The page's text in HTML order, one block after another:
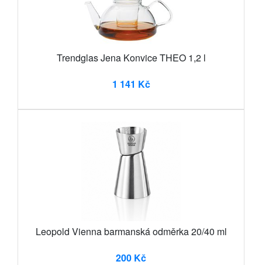
Trendglas Jena Konvice THEO 1,2 l
1 141 Kč
Leopold Vienna barmanská odměrka 20/40 ml
200 Kč